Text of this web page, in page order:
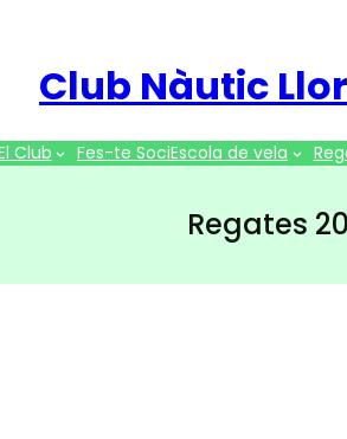
Club Nàutic
Club Fes-te SociEscola de vela
Regates